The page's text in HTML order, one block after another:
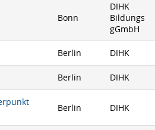
Bonn
DIHK
Bildungs
gGmbH
Berlin DIHK
Berlin DIHK
Berlin DIHK